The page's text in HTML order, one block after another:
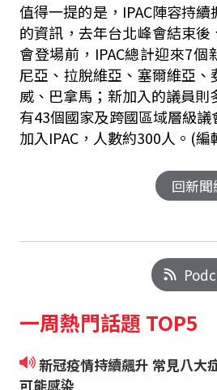
值得一提的是，IPAC陣容持續
的資訊，去年台北峰會結束
會登場前，IPAC總計迎來7
尼亞、拉脫維亞、塞爾維亞
威、巴拿馬；新加入的議員則
有43個國家及跨國區域層級議
加入IPAC，人數約300人。(編
回新
一周熱門話題 TOP5
新冠疫情持續飆升 常見八大症狀 沒發燒也
可能感染